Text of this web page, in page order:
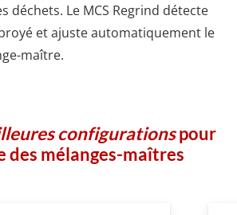
déchets. Le MCS Regrind détecte
et ajuste automatiquement le
maître.
configurationspour
des mélanges-maîtres